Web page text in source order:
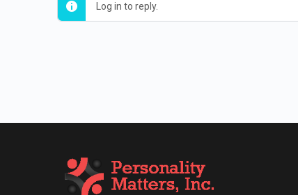
Log in to reply.